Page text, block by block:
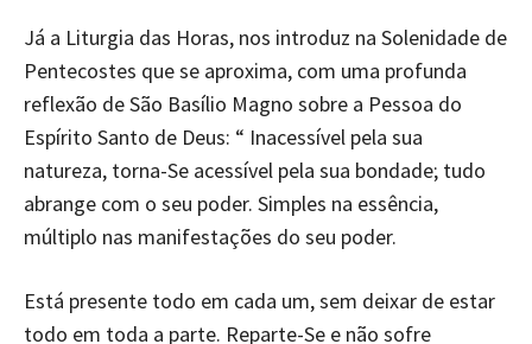
Já a Liturgia das Horas, nos introduz na Solenidade de
Pentecostes que se aproxima, com uma profunda
reflexão de São Basílio Magno sobre a Pessoa do
Espírito Santo de Deus: “ Inacessível pela sua
natureza, torna-Se acessível pela sua bondade; tudo
abrange com o seu poder. Simples na essência,
múltiplo nas manifestações do seu poder.
Está presente todo em cada um, sem deixar de estar
todo em toda a parte. Reparte-Se e não sofre